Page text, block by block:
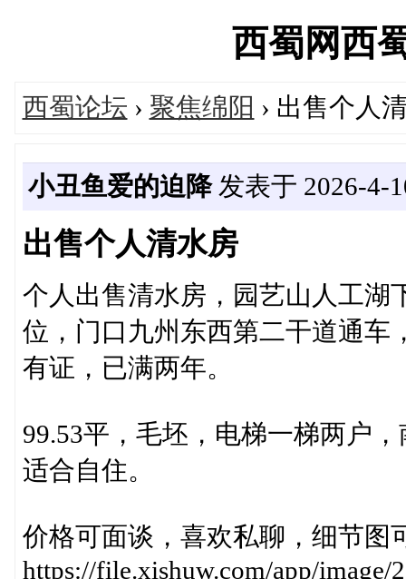
西蜀网西
西蜀论坛 › 聚焦绵阳 › 出售个人
小丑鱼爱的迫降发表于 2026-4-
出售个人清水房
个人出售清水房，园艺山人工湖
位，门口九州东西第二干道通车
有证，已满两年。
99.53平，毛坯，电梯一梯两户
适合自住。
价格可面谈，喜欢私聊，细节图
https://file.xishuw.com/app/image/